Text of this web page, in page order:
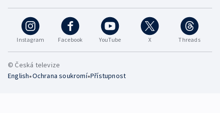
Instagram Facebook YouTube X Threads
© Česká televize
English•Ochrana soukromí•Přístupnost